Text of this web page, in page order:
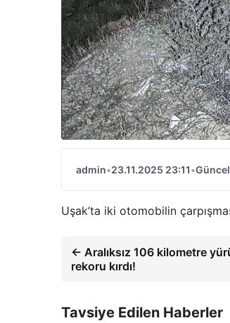
admin•23.11.2025 23:11•
Uşak’ta iki otomobilin
← Aralıksız 106 kilometre
rekoru kırdı!
Tavsiye Edilen Haberler